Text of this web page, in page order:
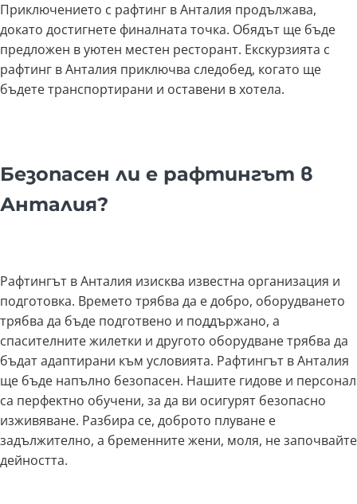
Приключението с рафтинг в Анталия продължава,
докато достигнете финалната точка. Обядът ще бъде
предложен в уютен местен ресторант. Екскурзията с
рафтинг в Анталия приключва следобед, когато ще
бъдете транспортирани и оставени в хотела.
Безопасен ли е рафтингът в
Анталия?
Рафтингът в Анталия изисква известна организация и
подготовка. Времето трябва да е добро, оборудването
трябва да бъде подготвено и поддържано, а
спасителните жилетки и другото оборудване трябва да
бъдат адаптирани към условията. Рафтингът в Анталия
ще бъде напълно безопасен. Нашите гидове и персонал
са перфектно обучени, за да ви осигурят безопасно
изживяване. Разбира се, доброто плуване е
задължително, а бременните жени, моля, не започвайте
дейността.